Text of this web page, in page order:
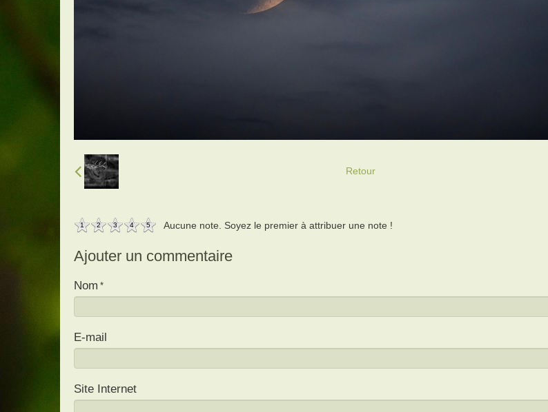
Retour
1 2 3 4 5 Aucune note. Soyez le premier à attribuer une note !
Ajouter un commentaire
Nom
E-mail
Site Internet